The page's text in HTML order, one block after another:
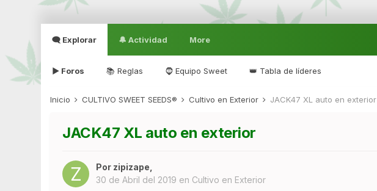
🗨 Explorar
▶ Foros 📚 Reglas 🧔 Equipo Sweet 👑 Tabla de líderes
🔔 Actividad More
Inicio CULTIVO SWEET SEEDS® Cultivo en Exterior JACK47 XL auto en exterior
JACK47 XL auto en exterior
Por zipizape
30 de Abril del 2019 en Cultivo en Exterior